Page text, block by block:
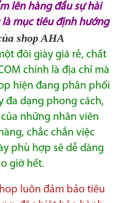
lên hàng đầu sự hài
mục tiêu định hướng
shop AHA
đôi giày giá rẻ, chất
chính là địa chỉ mà
hiện đang phân phối
đa dạng phong cách,
những nhân viên
chắc chắn việc
phù hợp sẽ dễ dàng
giờ hết.
luôn đảm bảo tiêu